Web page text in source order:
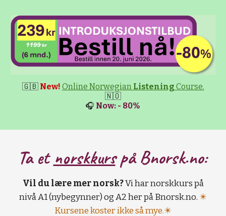
🇬🇧 New! Online Norwegian Listening Course.
🇳🇴
🎧 Now: - 80%
Ta et norskkurspå Bnorsk.no:
Vil du lære mer norsk?Vi har norskkurs på
nivå A1 (nybegynner) og A2 her på Bnorsk.no. ✴️
Kursene koster ikke så mye.✴️